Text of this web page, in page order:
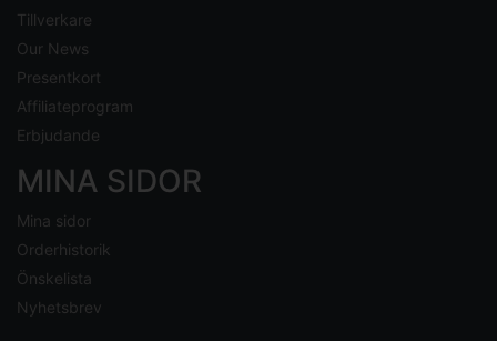
Tillverkare
Our News
Presentkort
Affiliateprogram
Erbjudande
MINA SIDOR
Mina sidor
Orderhistorik
Önskelista
Nyhetsbrev